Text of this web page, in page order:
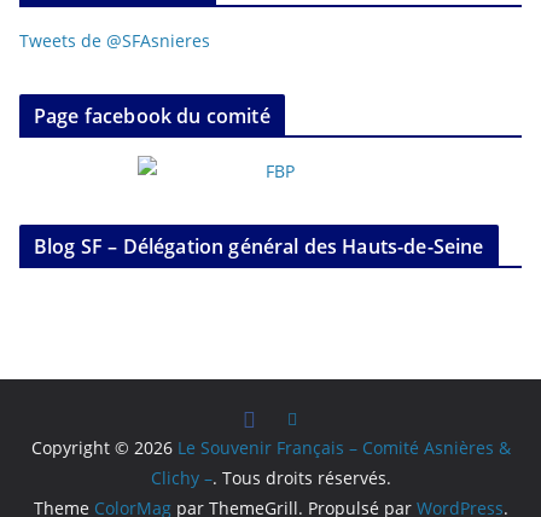
Tweets de @SFAsnieres
Page facebook du comité
Blog SF – Délégation général des Hauts-de-Seine
Copyright © 2026 Le Souvenir Français – Comité Asnières &
Clichy –. Tous droits réservés.
Theme ColorMagpar ThemeGrill. Propulsé par WordPress.